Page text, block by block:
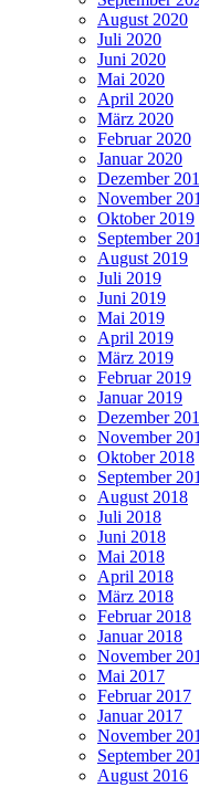
August 2020
Juli 2020
Juni 2020
Mai 2020
April 2020
März 2020
Februar 2020
Januar 2020
Dezember
November
Oktober 2019
September
August 2019
Juli 2019
Juni 2019
Mai 2019
April 2019
März 2019
Februar 2019
Januar 2019
Dezember
November
Oktober 2018
September
August 2018
Juli 2018
Juni 2018
Mai 2018
April 2018
März 2018
Februar 2018
Januar 2018
November
Mai 2017
Februar 2017
Januar 2017
November
September
August 2016